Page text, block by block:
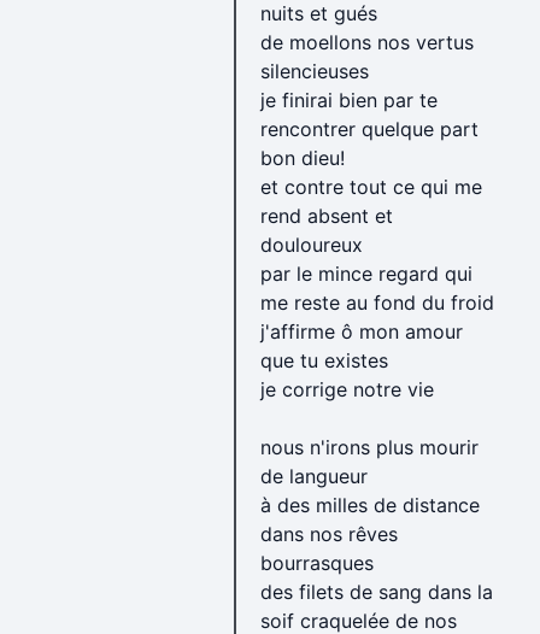
nuits et gués
de moellons nos vertus
silencieuses
je finirai bien par te
rencontrer quelque part
bon dieu!
et contre tout ce qui me
rend absent et
douloureux
par le mince regard qui
me reste au fond du froid
j'affirme ô mon amour
que tu existes
je corrige notre vie
nous n'irons plus mourir
de langueur
à des milles de distance
dans nos rêves
bourrasques
des filets de sang dans la
soif craquelée de nos